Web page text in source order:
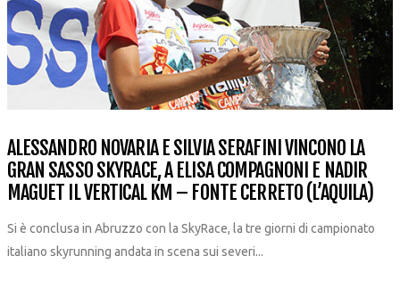
ALESSANDRO NOVARIA E SILVIA SERAFINI VINCONO LA
GRAN SASSO SKYRACE, A ELISA COMPAGNONI E NADIR
MAGUET IL VERTICAL KM – FONTE CERRETO (L’AQUILA)
Si è conclusa in Abruzzo con la SkyRace, la tre giorni di campionato
italiano skyrunning andata in scena sui severi...